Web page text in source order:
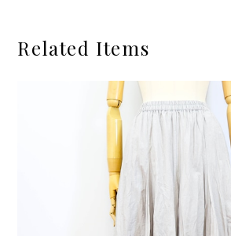
Related Items